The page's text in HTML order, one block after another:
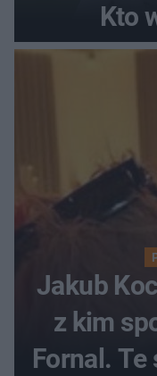
Kto
Jakub
z kim
Fornal. Te